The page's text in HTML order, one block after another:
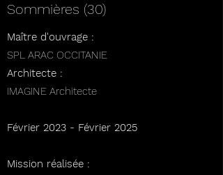
Sommières (30)
Maître d'ouvrage :
SPL ARAC OCCITANIE
Architecte :
IMAGINE Architecte
Février 2023 - Février 2025
Mission réalisée :